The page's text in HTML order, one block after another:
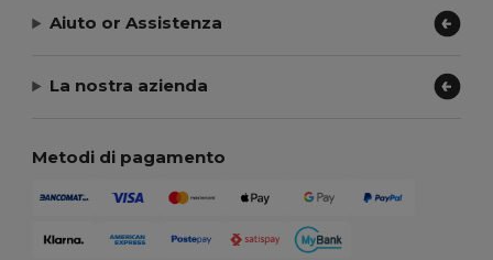
Aiuto or Assistenza
La nostra azienda
Metodi di pagamento